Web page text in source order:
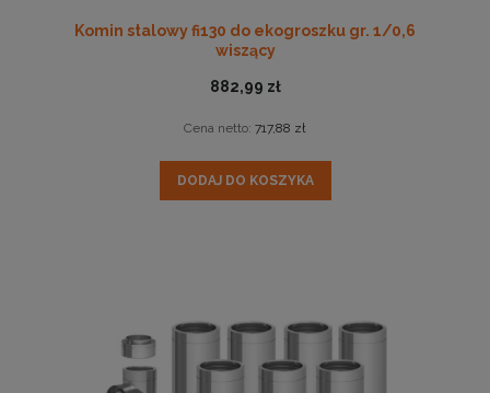
Komin stalowy fi130 do ekogroszku gr. 1/0,6
wiszący
882,99 zł
Cena netto: 717,88 zł
DODAJ DO KOSZYKA